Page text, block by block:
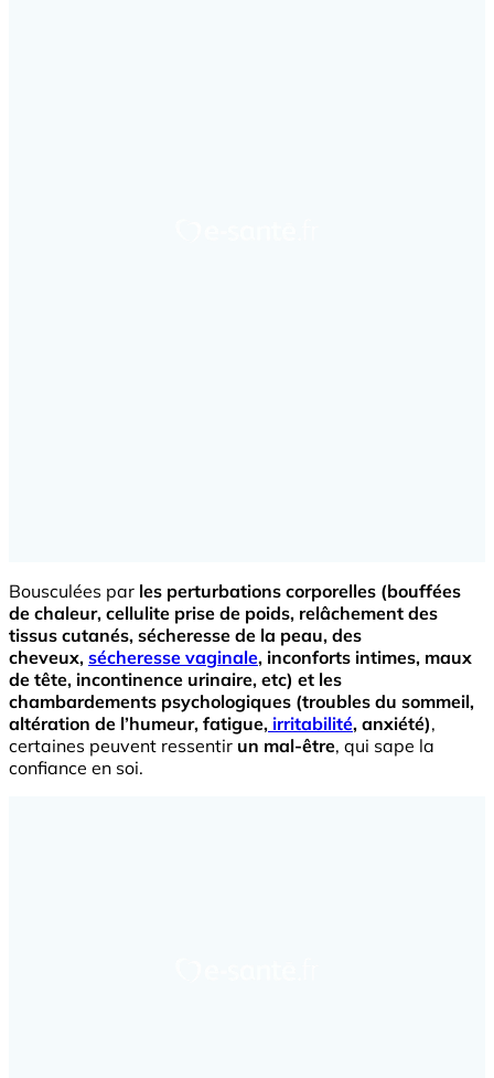
Bousculées par les perturbations corporelles (bouffées
de chaleur, cellulite prise de poids, relâchement des
tissus cutanés, sécheresse de la peau, des
cheveux, sécheresse vaginale, inconforts intimes, maux
de tête, incontinence urinaire, etc) et les
chambardements psychologiques (troubles du sommeil,
altération de l’humeur, fatigue, irritabilité, anxiété),
certaines peuvent ressentir un mal-être, qui sape la
confiance en soi.